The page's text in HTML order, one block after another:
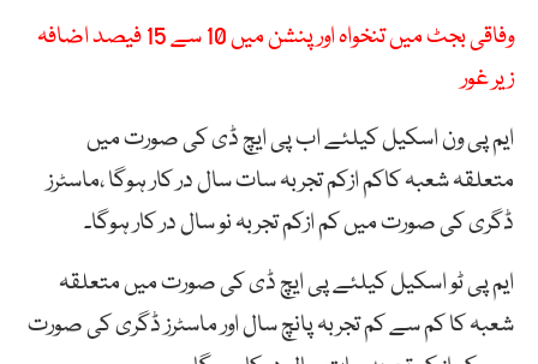
وفاقی بجٹ میں تنخواہ اور پنشن میں 10 سے 15 فیصد اضافہ
زیر غور
ایم پی ون اسکیل کیلئے اب پی ایچ ڈی کی صورت میں
متعلقہ شعبہ کاکم ازکم تجربہ سات سال در کار ہوگا ،ماسٹرز
ڈگری کی صورت میں کم ازکم تجربہ نو سال در کار ہوگا۔
ایم پی ٹو اسکیل کیلئے پی ایچ ڈی کی صورت میں متعلقہ
شعبہ کا کم سے کم تجربہ پانچ سال اور ماسٹرز ڈگری کی صورت